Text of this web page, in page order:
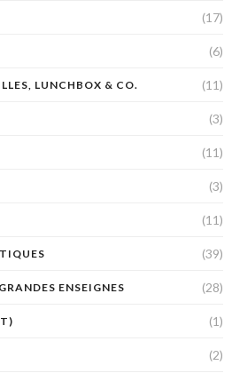
(17)
(6)
LUNCHBOX & CO. (11)
(3)
(11)
(3)
(11)
(39)
ENSEIGNES (28)
(1)
(2)